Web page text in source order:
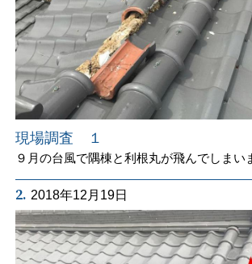
現場調査 １
９月の台風で隅棟と利根丸が飛んでしまい
2. 2018年12月19日